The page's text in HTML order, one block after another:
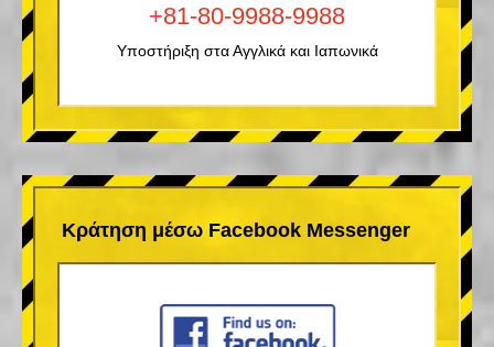
+81-80-9988-9988
Υποστήριξη στα Αγγλικά και Ιαπωνικά
Κράτηση μέσω Facebook Messenger